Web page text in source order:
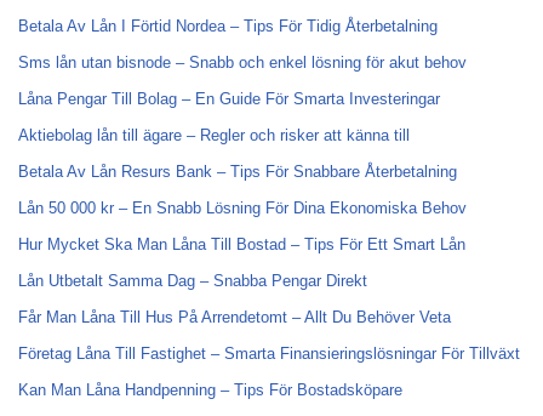
Betala Av Lån I Förtid Nordea – Tips För Tidig Återbetalning
Sms lån utan bisnode – Snabb och enkel lösning för akut behov
Låna Pengar Till Bolag – En Guide För Smarta Investeringar
Aktiebolag lån till ägare – Regler och risker att känna till
Betala Av Lån Resurs Bank – Tips För Snabbare Återbetalning
Lån 50 000 kr – En Snabb Lösning För Dina Ekonomiska Behov
Hur Mycket Ska Man Låna Till Bostad – Tips För Ett Smart Lån
Lån Utbetalt Samma Dag – Snabba Pengar Direkt
Får Man Låna Till Hus På Arrendetomt – Allt Du Behöver Veta
Företag Låna Till Fastighet – Smarta Finansieringslösningar För Tillväxt
Kan Man Låna Handpenning – Tips För Bostadsköpare